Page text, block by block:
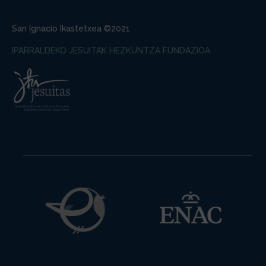
San Ignacio Ikastetxea ©2021
IPARRALDEKO JESUITAK HEZKUNTZA FUNDAZIOA